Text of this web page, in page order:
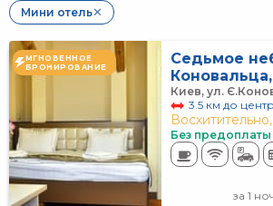
Мини отель✕
МГНОВЕННОЕ
БРОНИРОВАНИЕ
Седьмое
Киев, ул.
3.5 км до
Восхитительно,
Без предоплаты
за 1